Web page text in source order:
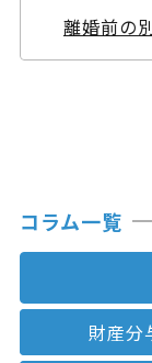
離婚前の
コラム一覧
財産分